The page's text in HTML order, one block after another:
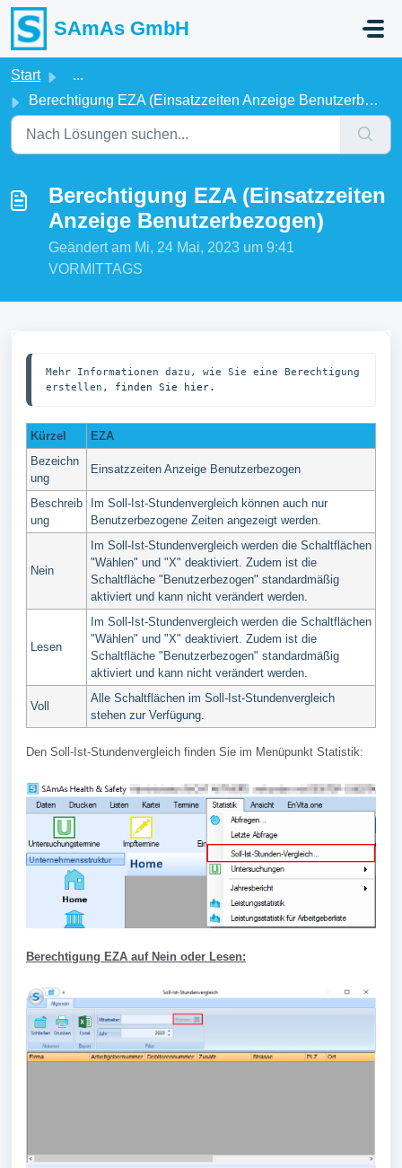
Zum hauptsächlichen Inhalt gehen
SAmAs GmbH
Start
...
Berechtigung EZA (Einsatzzeiten Anzeige Benutzerbezogen)
Berechtigung EZA (Einsatzzeiten
Anzeige Benutzerbezogen)
Geändert am Mi, 24 Mai, 2023 um 9:41
VORMITTAGS
Mehr Informationen dazu, wie Sie eine Berechtigung
erstellen, finden Sie hier.
Kürzel
EZA
Bezeichn
ung
Einsatzzeiten Anzeige Benutzerbezogen
Beschreib
ung
Im Soll-Ist-Stundenvergleich können auch nur
Benutzerbezogene Zeiten angezeigt werden.
Nein
Im Soll-Ist-Stundenvergleich werden die Schaltflächen
"Wählen" und "X" deaktiviert. Zudem ist die
Schaltfläche "Benutzerbezogen" standardmäßig
aktiviert und kann nicht verändert werden.
Lesen
Im Soll-Ist-Stundenvergleich werden die Schaltflächen
"Wählen" und "X" deaktiviert. Zudem ist die
Schaltfläche "Benutzerbezogen" standardmäßig
aktiviert und kann nicht verändert werden.
Voll
Alle Schaltflächen im Soll-Ist-Stundenvergleich
stehen zur Verfügung.
Den Soll-Ist-Stundenvergleich finden Sie im Menüpunkt Statistik:
Berechtigung EZA auf Nein oder Lesen: